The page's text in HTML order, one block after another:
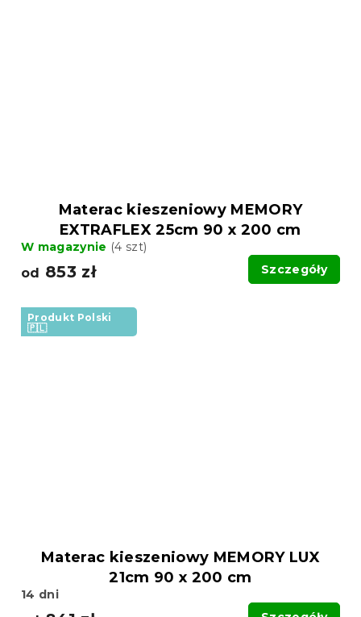
Materac kieszeniowy MEMORY
EXTRAFLEX 25cm 90 x 200 cm
W magazynie (4 szt)
od 853 zł Szczegóły
Produkt Polski
🇵🇱
Materac kieszeniowy MEMORY LUX
21cm 90 x 200 cm
14 dni